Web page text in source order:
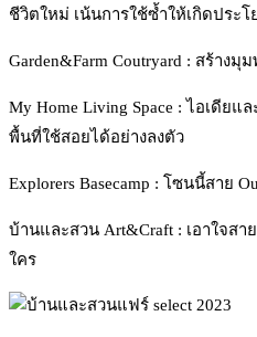
ชีวิตใหม่ เน้นการใช้ซ้ำให้เกิดประ
Garden&Farm Coutryard : สร้าง
My Home Living Space : ไอเดีย
พื้นที่ใช้สอยได้อย่างลงตัว
Explorers Basecamp : โซนนี้สาย
บ้านและสวน Art&Craft : เอาใจส
ใคร